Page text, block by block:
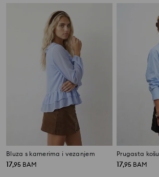
Bluza s karnerima i vezanjem
17,95 BAM 17,95 BAM